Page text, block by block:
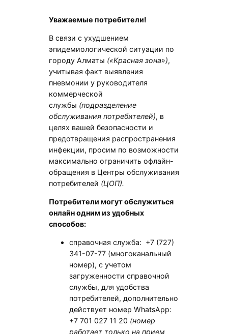
Уважаемые потребители!
В связи с ухудшением
эпидемиологической ситуации по
городу Алматы («Красная зона»),
учитывая факт выявления
пневмонии у руководителя
коммерческой
службы (подразделение
обслуживания потребителей), в
целях вашей безопасности и
предотвращения распространения
инфекции, просим по возможности
максимально ограничить офлайн-
обращения в Центры обслуживания
потребителей (ЦОП).
Потребители могут обслужиться
онлайн одним из удобных
способов:
справочная служба: +7 (727)
341-07-77 (многоканальный
номер), с учетом
загруженности справочной
службы, для удобства
потребителей, дополнительно
действует номер WhatsApp:
+7 701 027 11 20 (номер
работает только на прием